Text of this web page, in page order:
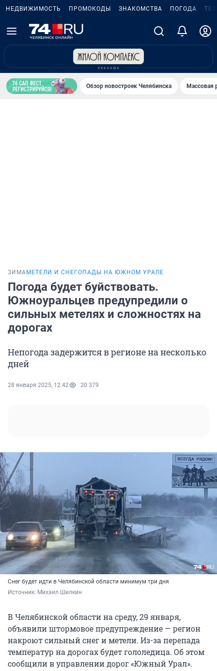
НЕДВИЖИМОСТЬ ПРОМОКОДЫ ЗНАКОМСТВА ПОГОДА
Обзор новостроек Челябинска Массовая
ЗИМА МЕТЕЛИ И СНЕГОПАДЫ НА ЮЖНОМ УРАЛЕ
Погода будет буйствовать.
Южноуральцев предупредили о
сильных метелях и сложностях на
дорогах
Непогода задержится в регионе на несколько
дней
28 января 2025, 12:42 20 379
Снег будет идти в Челябинской области минимум три дня
Источник: Михаил Шилкин
В Челябинской области на среду, 29 января,
объявили штормовое предупреждение — регион
накроют сильный снег и метели. Из-за перепада
температур на дорогах будет гололедица. Об этом
сообщили в управлении дорог «Южный Урал».